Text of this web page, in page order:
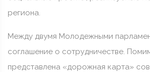
региона.
Между двумя Молодежными
соглашение о сотрудничестве.
представлена «дорожная карта»